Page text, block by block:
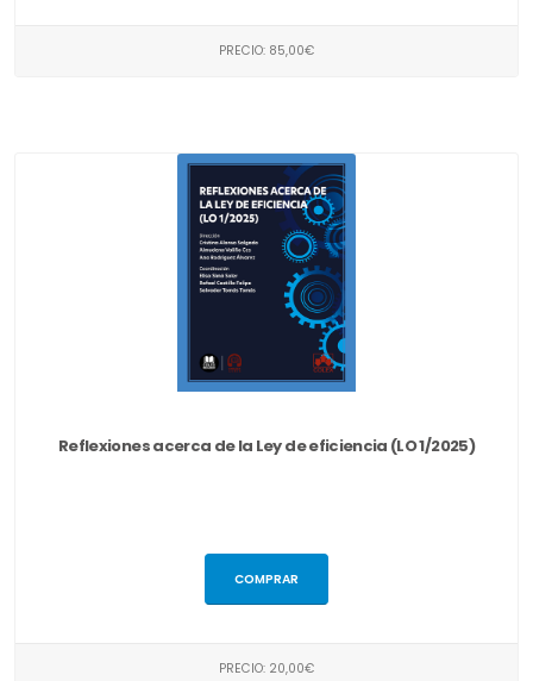
PRECIO: 85,00€
Reflexiones acerca de la Ley de eficiencia (LO 1/2025)
COMPRAR
PRECIO: 20,00€